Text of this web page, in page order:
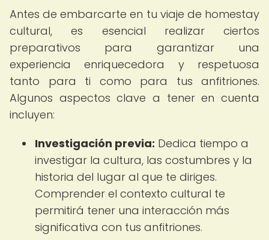
Antes de embarcarte en tu viaje de homestay
cultural, es esencial realizar ciertos
preparativos para garantizar una
experiencia enriquecedora y respetuosa
tanto para ti como para tus anfitriones.
Algunos aspectos clave a tener en cuenta
incluyen:
Investigación previa: Dedica tiempo a
investigar la cultura, las costumbres y la
historia del lugar al que te diriges.
Comprender el contexto cultural te
permitirá tener una interacción más
significativa con tus anfitriones.